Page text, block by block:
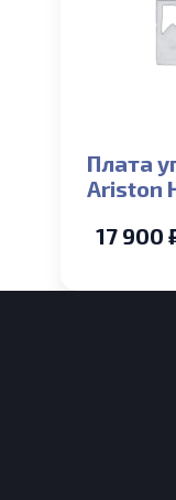
Плата
Ariston
17 900